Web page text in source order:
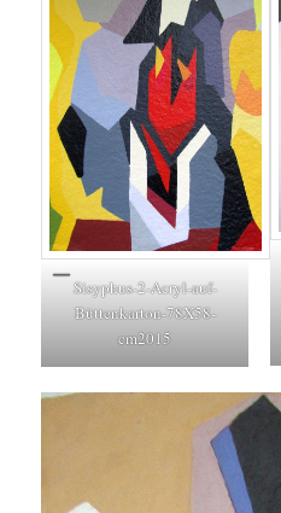
Sisyphus-2-Acryl-auf-
Büttenkarton-78X58-
cm2015